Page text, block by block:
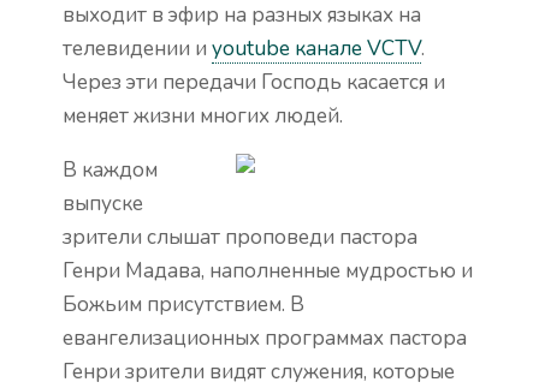
выходит в эфир на разных языках на
телевидении и youtube канале VCTV.
Через эти передачи Господь касается и
меняет жизни многих людей.
В каждом
выпуске
зрители слышат проповеди пастора
Генри Мадава, наполненные мудростью и
Божьим присутствием. В
евангелизационных программах пастора
Генри зрители видят служения, которые